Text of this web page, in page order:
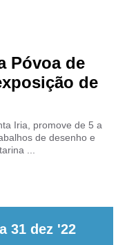
Póvoa de
de
Iria, promove de 5 a
de desenho e
...
a 31 dez '22